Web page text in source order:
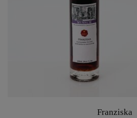
Franziska